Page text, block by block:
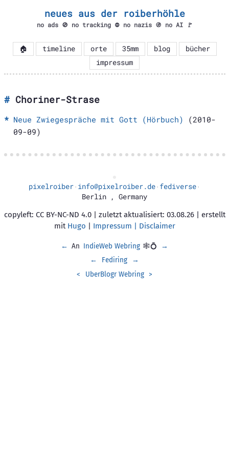
neues aus der roiberhöhle
no ads 🚫 no tracking ⛔ no nazis 🚯 no AI 🚩
🏠 timeline orte 35mm blog
bücher
impressum
Choriner-Strase
Neue Zwiegespräche mit Gott (Hörbuch) (2010-
09-09)
pixelroiber· info@pixelroiber.de· fediverse·
Berlin , Germany
copyleft: CC BY-NC-ND 4.0 | zuletzt aktualisiert: 03.08.26 | erstellt
mit Hugo | Impressum | Disclaimer
← An IndieWeb Webring 🕸💍
→
←
Fediring
→
<
UberBlogr Webring >